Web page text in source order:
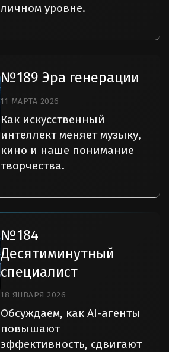
личном уровне.
№189 Эра генерации
11 МАРТА 2026
Как искусственный
интеллект меняет музыку,
кино и наше понимание
творчества.
№184
Десятиминутный
специалист
18 ЯНВАРЯ 2026
Обсуждаем, как AI-агенты
повышают
эффективность, сдвигают